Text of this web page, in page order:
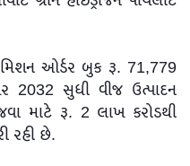
ઓર્ડર બુક રૂ. 71,779
2032 સુધી વીજ ઉત્પાદન
માટે રૂ. 2 લાખ કરોડથી
રહી છે.